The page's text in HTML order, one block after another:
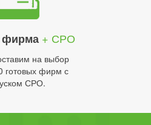
фирма + СРО
на выбор
готовых фирм с
СРО.